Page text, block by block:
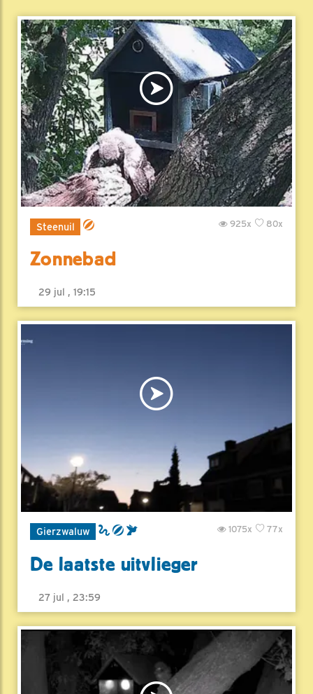
Steenuil 80x
925x
Zonnebad
29 jul , 19:15
Gierzwaluw 77x
1075x
De laatste uitvlieger
27 jul , 23:59